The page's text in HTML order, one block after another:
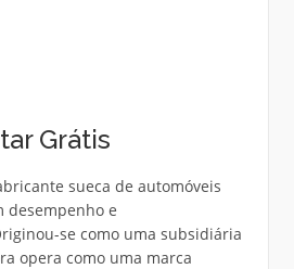
Grátis
sueca de automóveis
desempenho e
se como uma subsidiária
opera como uma marca